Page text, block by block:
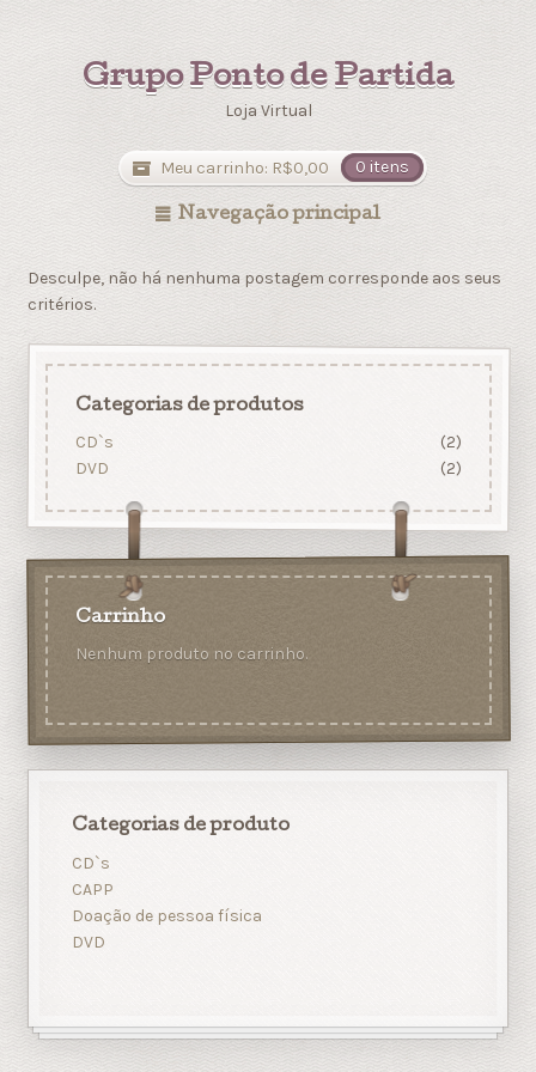
Grupo Ponto de Partida
Loja Virtual
Meu carrinho: R$0,00 0 itens
Navegação principal
Desculpe, não há nenhuma postagem corresponde aos seus
critérios.
Categorias de produtos
CD`s
(2)
DVD
(2)
Carrinho
Nenhum produto no carrinho.
Categorias de produto
CD`s
CAPP
Doação de pessoa física
DVD